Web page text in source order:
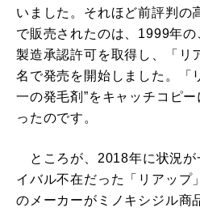
いました。それほど前評判の
で販売されたのは、1999年
製造承認許可を取得し、「リ
名で発売を開始しました。「
一の発毛剤”をキャッチコピ
ったのです。
ところが、2018年に状況が
イバル不在だった「リアップ
のメーカーがミノキシジル商